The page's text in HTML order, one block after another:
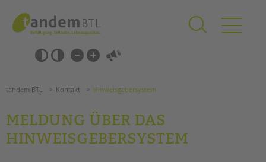
springen
Barrierefrei-
Einstellungen
überspringen
überspringen
SCHULE & GANZTAG
tandem BTL Kontakt Hinweisgebersystem
MELDUNG ÜBER DAS
HINWEISGEBERSYSTEM